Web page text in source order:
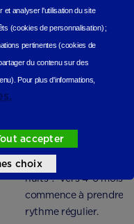
Bébé ne fait pas
nuits ? Vers 4-6 mois,
commence à prendre
rythme régulier.
et analyser l'utilisation du site
(cookies de personnalisation) ;
pertinentes (cookies de
du contenu sur des
Pour plus d'informations,
accepter
choix